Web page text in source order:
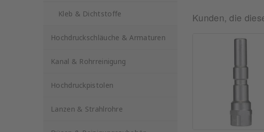
Kleb & Dichtstoffe
Hochdruckschläuche & Armaturen
Kanal & Rohrreinigung
Hochdruckpistolen
Lanzen & Strahlrohre
Kunden, die